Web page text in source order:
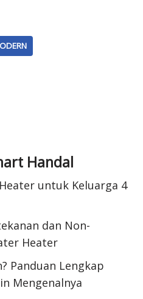
Handal
untuk Keluarga 4
dan Non-
Heater
Panduan Lengkap
Mengenalnya